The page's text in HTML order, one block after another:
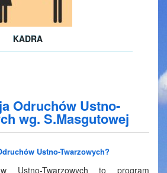
KADRA
Odruchów Ustno-
wg. S.Masgutowej
Ustno-Twarzowych?
Ustno-Twarzowych to program